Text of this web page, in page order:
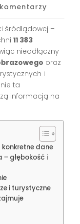
śródlądowej –
11 383
nieodłączny
oraz
i
ta
informacją na
konkretne dane
głębokość i
i turystyczne